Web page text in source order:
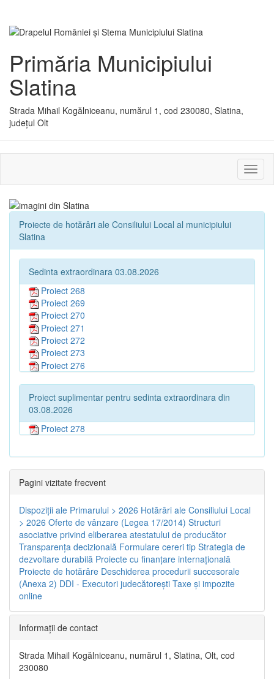
Primăria Municipiului
Slatina
Strada Mihail Kogălniceanu, numărul 1, cod 230080, Slatina,
județul Olt
sau
Proiecte de hotărâri ale Consiliului Local al municipiului
Slatina
Sedinta extraordinara 03.08.2026
Proiect 268
Proiect 269
Proiect 270
Proiect 271
Proiect 272
Proiect 273
Proiect 276
Proiect suplimentar pentru sedinta extraordinara din
03.08.2026
Proiect 278
Pagini vizitate frecvent
Dispoziţii ale Primarului > 2026 Hotărâri ale Consiliului Local
> 2026 Oferte de vânzare (Legea 17/2014) Structuri
asociative privind eliberarea atestatului de producător
Transparenţa decizională Formulare cereri tip Strategia de
dezvoltare durabilă Proiecte cu finanţare internaţională
Proiecte de hotărâre Deschiderea procedurii succesorale
(Anexa 2) DDI - Executori judecătorești Taxe şi impozite
online
Informaţii de contact
Strada Mihail Kogălniceanu, numărul 1, Slatina, Olt, cod
230080